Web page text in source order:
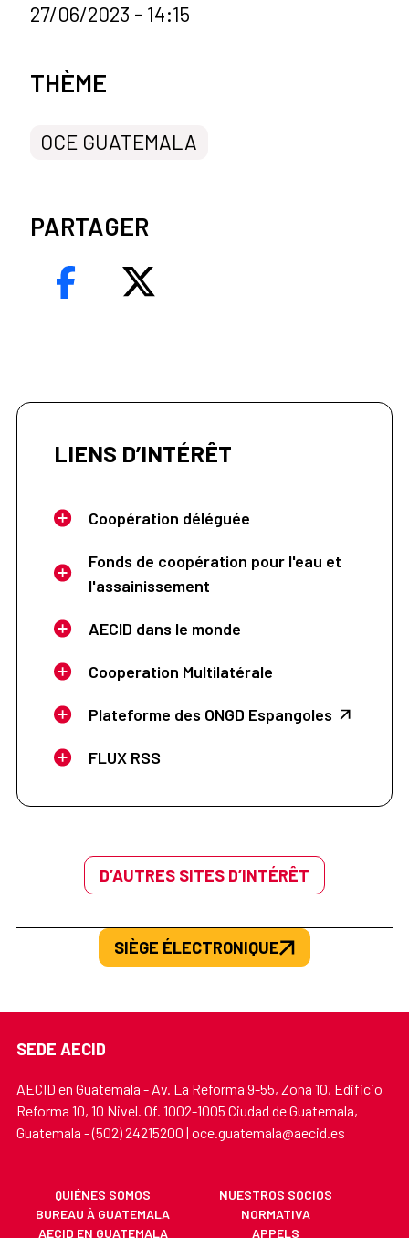
27/06/2023 - 14:15
Categorías de la noticia
THÈME
OCE GUATEMALA
PARTAGER
LIENS D’INTÉRÊT
Coopération déléguée
Fonds de coopération pour l'eau et
l'assainissement
AECID dans le monde
Cooperation Multilatérale
Plateforme des ONGD Espangoles
FLUX RSS
D’AUTRES SITES D’INTÉRÊT
SIÈGE ÉLECTRONIQUE
SEDE AECID
AECID en Guatemala - Av. La Reforma 9-55, Zona 10, Edificio
Reforma 10, 10 Nivel. Of. 1002-1005 Ciudad de Guatemala,
Guatemala - (502) 24215200 | oce.guatemala@aecid.es
QUIÉNES SOMOS
NUESTROS SOCIOS
BUREAU À GUATEMALA
NORMATIVA
AECID EN GUATEMALA
APPELS